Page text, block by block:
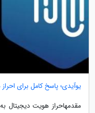
یوآیدی؛ پاسخ کامل برای
مقدمهاحراز هویت دیجیتال